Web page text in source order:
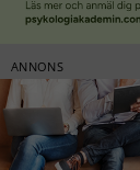
ANNONS